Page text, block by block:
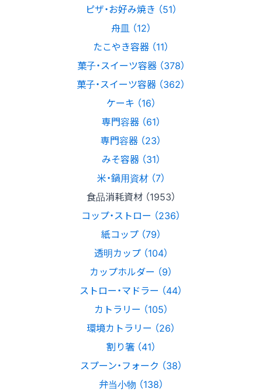
ピザ・お好み焼き （51）
舟皿 （12）
たこやき容器 （11）
菓子・スイーツ容器 （378）
菓子・スイーツ容器 （362）
ケーキ （16）
専門容器 （61）
専門容器 （23）
みそ容器 （31）
米・鍋用資材 （7）
食品消耗資材 （1953）
コップ・ストロー （236）
紙コップ （79）
透明カップ （104）
カップホルダー （9）
ストロー・マドラー （44）
カトラリー （105）
環境カトラリー （26）
割り箸 （41）
スプーン・フォーク （38）
弁当小物 （138）